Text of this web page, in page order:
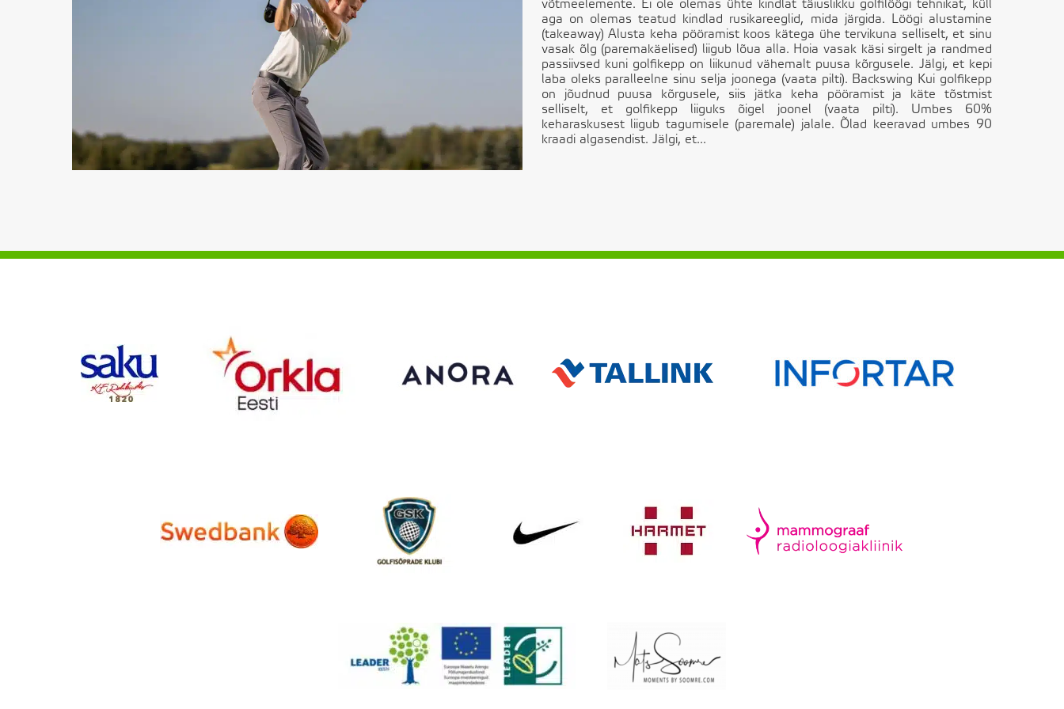
võtmeelemente. Ei ole olemas ühte kindlat täiuslikku golfilöögi tehnikat, küll
aga on olemas teatud kindlad rusikareeglid, mida järgida. Löögi alustamine
(takeaway) Alusta keha pööramist koos kätega ühe tervikuna selliselt, et sinu
vasak õlg (paremakäelised) liigub lõua alla. Hoia vasak käsi sirgelt ja randmed
passiivsed kuni golfikepp on liikunud vähemalt puusa kõrgusele. Jälgi, et kepi
laba oleks paralleelne sinu selja joonega (vaata pilti). Backswing Kui golfikepp
on jõudnud puusa kõrgusele, siis jätka keha pööramist ja käte tõstmist
selliselt, et golfikepp liiguks õigel joonel (vaata pilti). Umbes 60%
keharaskusest liigub tagumisele (paremale) jalale. Õlad keeravad umbes 90
kraadi algasendist. Jälgi, et...